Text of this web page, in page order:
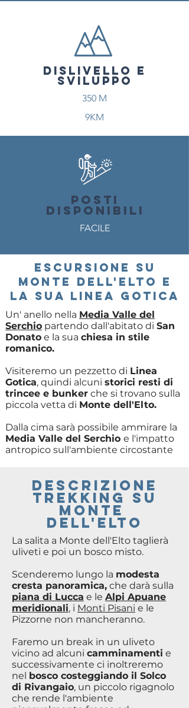
DISLIVELLO E
SVILUPPO
350 M
9KM
POSTI
DISPONIBILI
FACILE
ESCURSIONE SU
MONTE DELL'ELTO E
LA SUA LINEA GOTICA
Un' anello nella Media Valle del
Serchio partendo dall'abitato di San
Donato e la sua chiesa in stile
romanico.
Visiteremo un pezzetto di Linea
Gotica, quindi alcuni storici resti di
trincee e bunker che si trovano sulla
piccola vetta di Monte dell'Elto.
Dalla cima sarà possibile ammirare la
Media Valle del Serchio e l'impatto
antropico sull'ambiente circostante
DESCRIZIONE
TREKKING SU
monte
dell'elto
La salita a Monte dell'Elto taglierà
uliveti e poi un bosco misto.
Scenderemo lungo la modesta
cresta panoramica, che darà sulla
piana di Lucca e le Alpi Apuane
meridionali, i Monti Pisani e le
Pizzorne non mancheranno.
Faremo un break in un uliveto
vicino ad alcuni camminamenti e
successivamente ci inoltreremo
nel bosco costeggiando il Solco
di Rivangaio, un piccolo rigagnolo
che rende l'ambiente